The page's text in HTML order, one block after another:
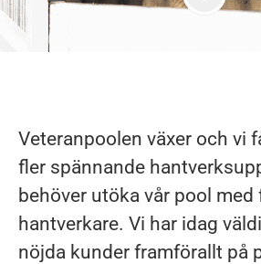
Veteranpoolen växer och vi
fler spännande
behöver utöka vår pool med
hantverkare. Vi har idag
nöjda kunder framförallt på